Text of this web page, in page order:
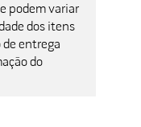
podem variar
dos itens
de entrega
do